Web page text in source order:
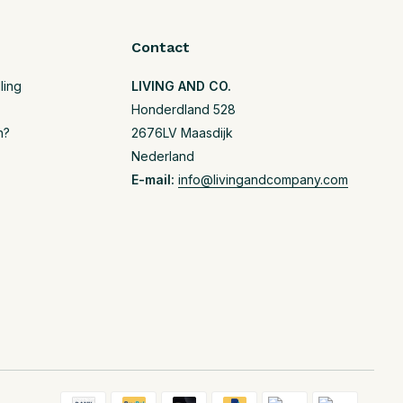
Contact
LIVING AND CO.
Honderdland 528
2676LV Maasdijk
Nederland
E-mail: info@livingandcompany.com